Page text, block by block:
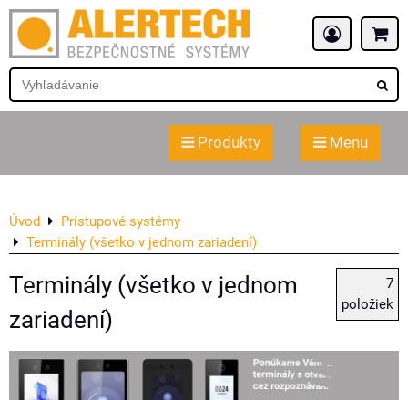
Produkty Menu
Úvod
Prístupové systémy
Terminály (všetko v jednom zariadení)
Terminály (všetko v jednom
zariadení)
7
položiek